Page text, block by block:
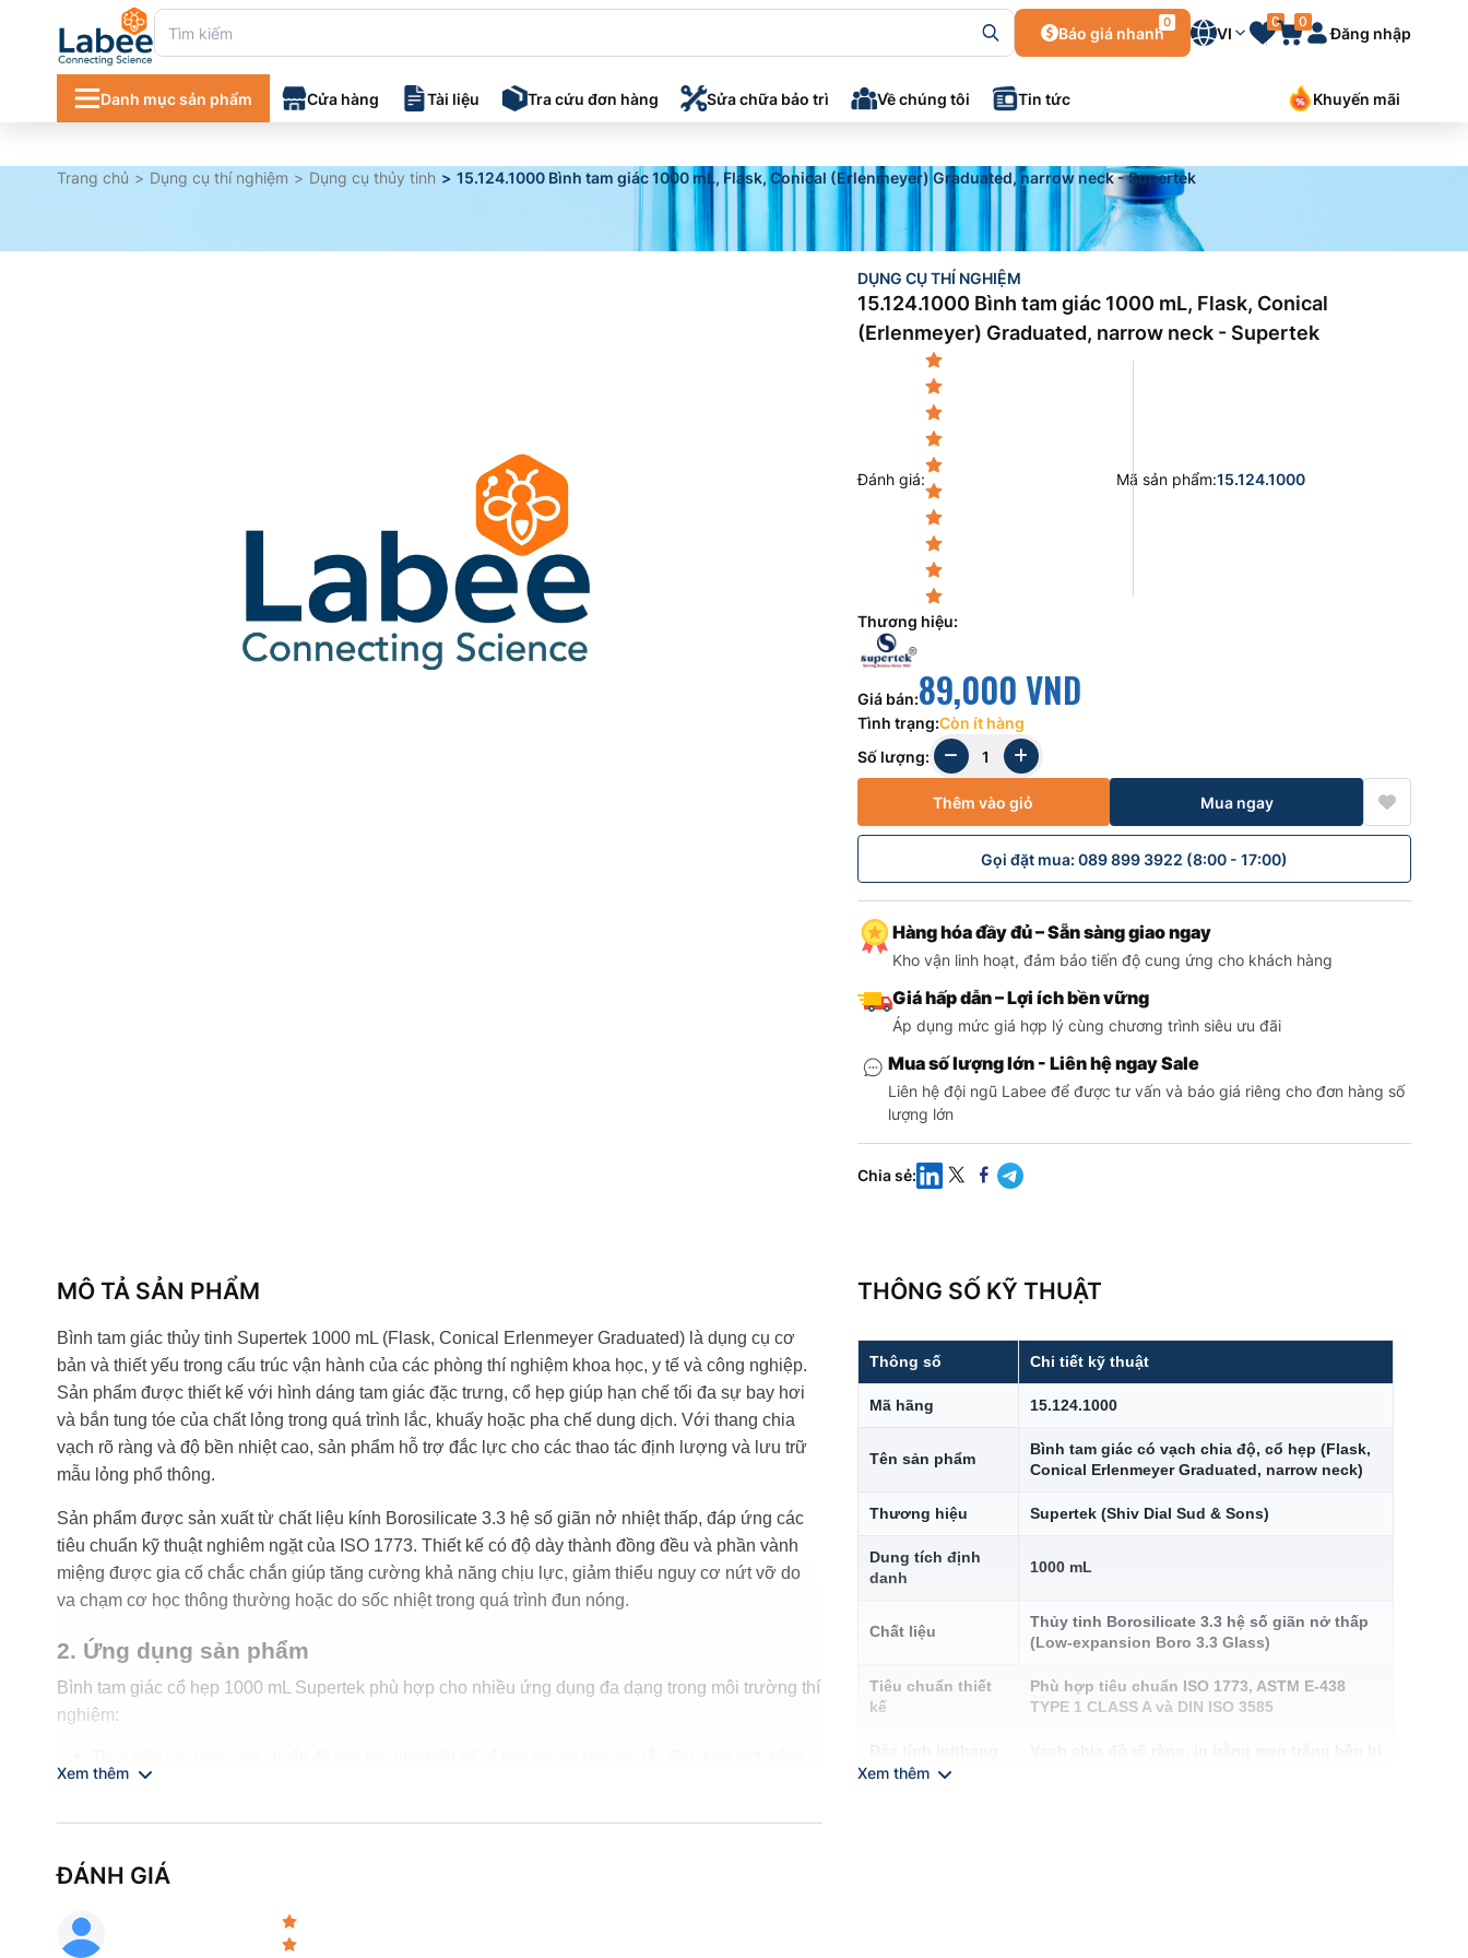
Báo giá nhanh
0
VI
0 0
Đăng nhập
Danh mục sản phẩm Cửa hàng Tài liệu
Danh mục tài liệu
Tra cứu đơn hàng Sửa chữa bảo trì Về chúng tôi Tin tức Khuyến mãi
Trang chủ Dụng cụ thí nghiệm Dụng cụ thủy tinh 15.124.1000 Bình tam giác 1000 mL, Flask, Conical (Erlenmeyer) Graduated, narrow neck - Supertek
DỤNG CỤ THÍ NGHIỆM
15.124.1000 Bình tam giác 1000 mL, Flask, Conical
(Erlenmeyer) Graduated, narrow neck - Supertek
Đánh giá: Mã sản phẩm:15.124.1000
Thương hiệu:
Giá bán:89,000 VND
Tình trạng:Còn ít hàng
Số lượng:
Thêm vào giỏ Mua ngay
Gọi đặt mua: 089 899 3922 (8:00 - 17:00)
Hàng hóa đầy đủ – Sẵn sàng giao ngay
Kho vận linh hoạt, đảm bảo tiến độ cung ứng cho khách hàng
Giá hấp dẫn – Lợi ích bền vững
Áp dụng mức giá hợp lý cùng chương trình siêu ưu đãi
Mua số lượng lớn - Liên hệ ngay Sale
Liên hệ đội ngũ Labee để được tư vấn và báo giá riêng cho đơn hàng số
lượng lớn
Chia sẻ:
MÔ TẢ SẢN PHẨM
Bình tam giác thủy tinh Supertek 1000 mL (Flask, Conical Erlenmeyer Graduated) là dụng cụ cơ
bản và thiết yếu trong cấu trúc vận hành của các phòng thí nghiệm khoa học, y tế và công nghiệp.
Sản phẩm được thiết kế với hình dáng tam giác đặc trưng, cổ hẹp giúp hạn chế tối đa sự bay hơi
và bắn tung tóe của chất lỏng trong quá trình lắc, khuấy hoặc pha chế dung dịch. Với thang chia
vạch rõ ràng và độ bền nhiệt cao, sản phẩm hỗ trợ đắc lực cho các thao tác định lượng và lưu trữ
mẫu lỏng phổ thông.
Sản phẩm được sản xuất từ chất liệu kính Borosilicate 3.3 hệ số giãn nở nhiệt thấp, đáp ứng các
tiêu chuẩn kỹ thuật nghiêm ngặt của ISO 1773. Thiết kế có độ dày thành đồng đều và phần vành
miệng được gia cố chắc chắn giúp tăng cường khả năng chịu lực, giảm thiểu nguy cơ nứt vỡ do
va chạm cơ học thông thường hoặc do sốc nhiệt trong quá trình đun nóng.
2. Ứng dụng sản phẩm
Bình tam giác cổ hẹp 1000 mL Supertek phù hợp cho nhiều ứng dụng đa dạng trong môi trường thí
nghiệm:
tay mà không lo tràn đổ.
Lưu trữ tạm thời các mẫu lỏng, dung dịch chuẩn hoặc sản phẩm sau chưng cất, tổng hợp.
Các tài liệu kỹ thuật liên quan đến dòng sản phẩm bình tam giác thủy tinh Supertek bao gồm:
Xem thêm
ĐÁNH GIÁ
THÔNG SỐ KỸ THUẬT
Thông số Chi tiết kỹ thuật
Mã hãng 15.124.1000
Tên sản phẩm
Bình tam giác có vạch chia độ, cổ hẹp (Flask,
Conical Erlenmeyer Graduated, narrow neck)
Thương hiệu Supertek (Shiv Dial Sud & Sons)
Dung tích định
danh
1000 mL
Chất liệu
Thủy tinh Borosilicate 3.3 hệ số giãn nở thấp
(Low-expansion Boro 3.3 Glass)
Tiêu chuẩn thiết
kế
Phù hợp tiêu chuẩn ISO 1773, ASTM E-438
TYPE 1 CLASS A và DIN ISO 3585
đo
Xem thêm